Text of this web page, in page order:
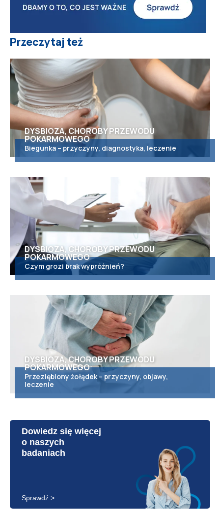
Przeczytaj też
DYSBIOZA, CHOROBY PRZEWODU
POKARMOWEGO
Biegunka – przyczyny, diagnostyka, leczenie
DYSBIOZA, CHOROBY PRZEWODU
POKARMOWEGO
Czym grozi brak wypróżnień?
DYSBIOZA, CHOROBY PRZEWODU
POKARMOWEGO
Przeziębiony żołądek – przyczyny, objawy,
leczenie
Dowiedz się więcej
o naszych
badaniach
Sprawdź >